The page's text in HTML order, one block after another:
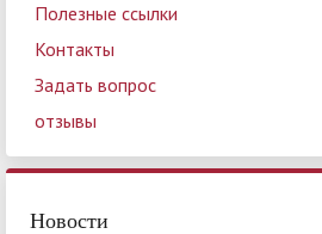
Полезные ссылки
Контакты
Задать вопрос
отзывы
Новости